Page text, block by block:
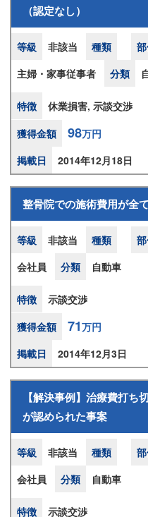
（認定なし）
等級 非該当 種類
主婦・家事従事者
分類
特徴
休業損害, 示談交渉
獲得金額
98万円
掲載日
2014年12月18日
整骨院での施術費用が全
等級 非該当 種類
会社員
分類 自動車
特徴
示談交渉
獲得金額
71万円
掲載日
2014年12月3日
【解決事例】治療費打ち
が認められた事案
等級 非該当 種類
会社員
分類 自動車
特徴
示談交渉